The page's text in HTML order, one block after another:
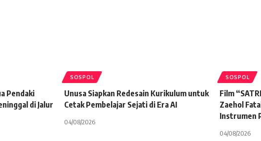
Pendaki
di Jalur
SOSPOL
Unusa Siapkan Redesain Kurikulum untuk
Cetak Pembelajar Sejati di Era AI
04/08/2026
SOSPOL
Film
Zaehol
Instrumen
04/08/2026